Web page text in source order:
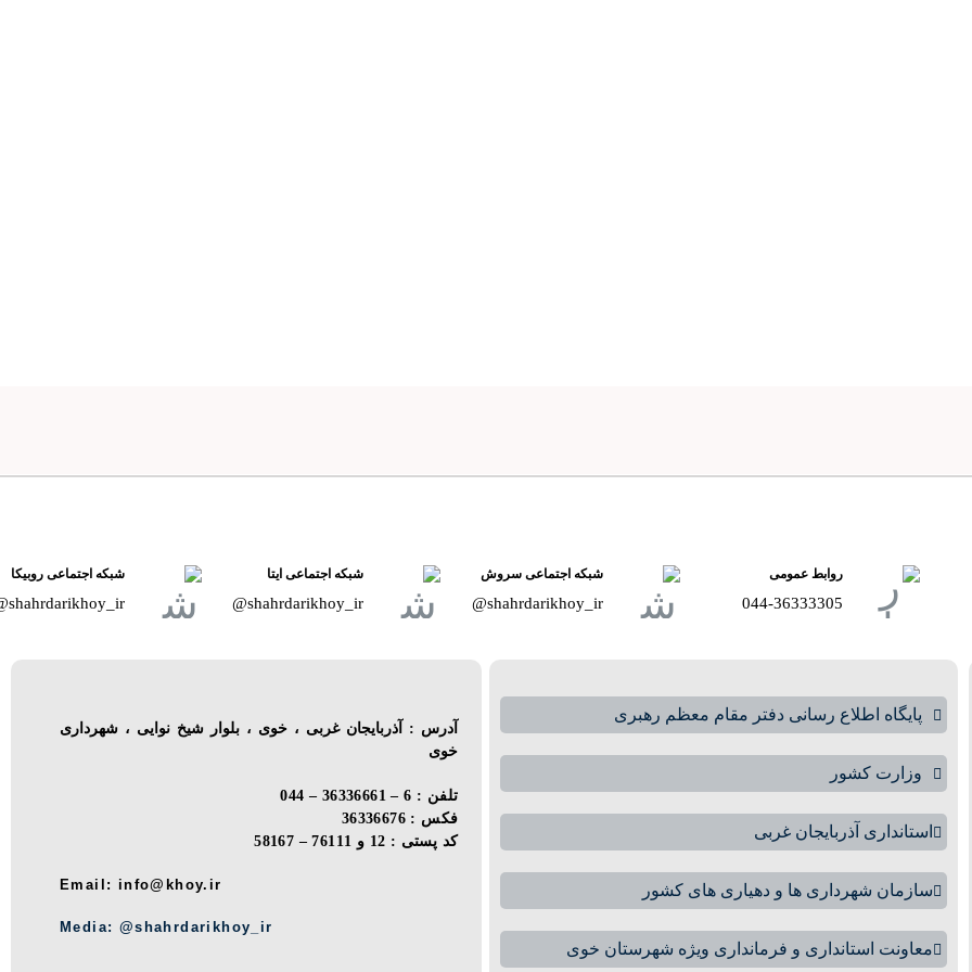
روابط عمومی
044-36333305
شبکه اجتماعی سروش
shahrdarikhoy_ir@
شبکه اجتماعی ایتا
shahrdarikhoy_ir@
شبکه اجتماعی روبیکا
shahrdarikhoy_ir@
پایگاه اطلاع رسانی دفتر مقام معظم رهبری
وزارت کشور
استانداری آذربایجان غربی
سازمان شهرداری ها و دهیاری های کشور
معاونت استانداری و فرمانداری ویژه شهرستان خوی
آدرس : آذربایجان غربی ، خوی ، بلوار شیخ نوایی ، شهرداری
خوی
تلفن : 6 – 36336661 – 044
فکس : 36336676
کد پستی : 12 و 76111 – 58167